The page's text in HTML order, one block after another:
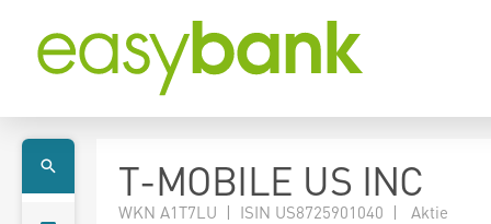
T-MOBILE US INC
WKN A1T7LU | ISIN US8725901040 | Aktie